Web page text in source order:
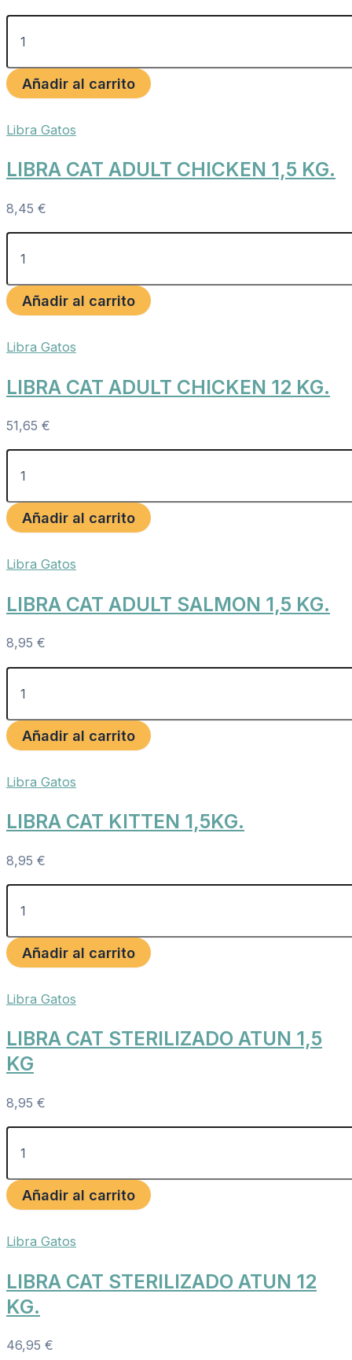
Añadir al carrito
Libra Gatos
LIBRA CAT ADULT CHICKEN 1,5 KG.
8,45 €
Añadir al carrito
Libra Gatos
LIBRA CAT ADULT CHICKEN 12 KG.
51,65 €
Añadir al carrito
Libra Gatos
LIBRA CAT ADULT SALMON 1,5 KG.
8,95 €
Añadir al carrito
Libra Gatos
LIBRA CAT KITTEN 1,5KG.
8,95 €
Añadir al carrito
Libra Gatos
LIBRA CAT STERILIZADO ATUN 1,5
KG
8,95 €
Añadir al carrito
Libra Gatos
LIBRA CAT STERILIZADO ATUN 12
KG.
46,95 €